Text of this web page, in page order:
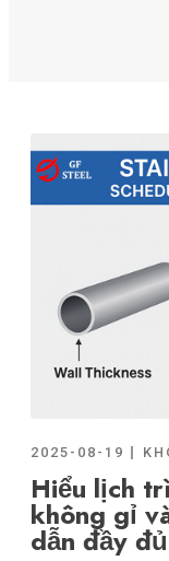
2025-08-19
Hiểu lịch
không gỉ
dẫn đầy đủ